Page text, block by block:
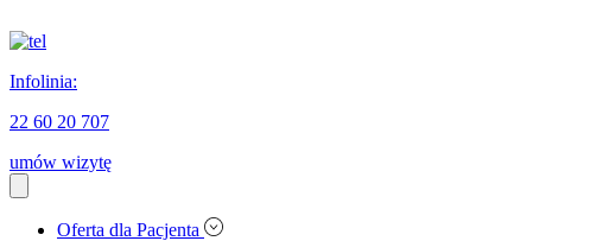
Infolinia:
22 60 20 707
umów wizytę
Oferta dla Pacjenta